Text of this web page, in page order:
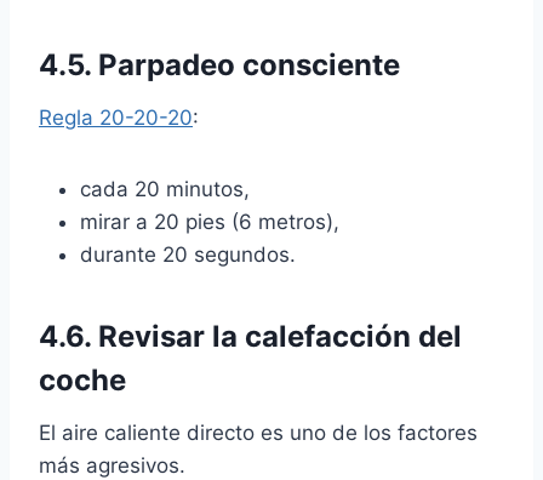
4.5. Parpadeo consciente
Regla 20-20-20:
cada 20 minutos,
mirar a 20 pies (6 metros),
durante 20 segundos.
4.6. Revisar la calefacción del
coche
El aire caliente directo es uno de los factores
más agresivos.